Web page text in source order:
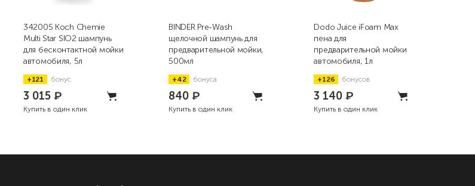
342005 Koch Chemie
Multi Star SIO2 шампунь
для бесконтактной мойки
автомобиля, 5л
+121 бонус
3 015 ₽
Купить в один клик
BINDER Pre-Wash
щелочной шампунь для
предварительной мойки,
500мл
+42 бонуса
840₽
Купить в один клик
Dodo Juice iFoam Max
пена для
предварительной мойки
автомобиля, 1л
+126 бонусов
3 140₽
Купить в один клик